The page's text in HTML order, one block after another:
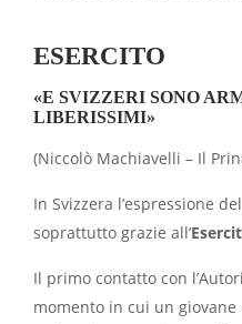
ESERCITO
«E SVIZZERI SONO
LIBERISSIMI»
(Niccolò Machiavelli – Il
In Svizzera l’espressione
soprattutto grazie all’
Il primo contatto con
momento in cui un giovane